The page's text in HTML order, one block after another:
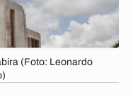
(Foto: Leonardo